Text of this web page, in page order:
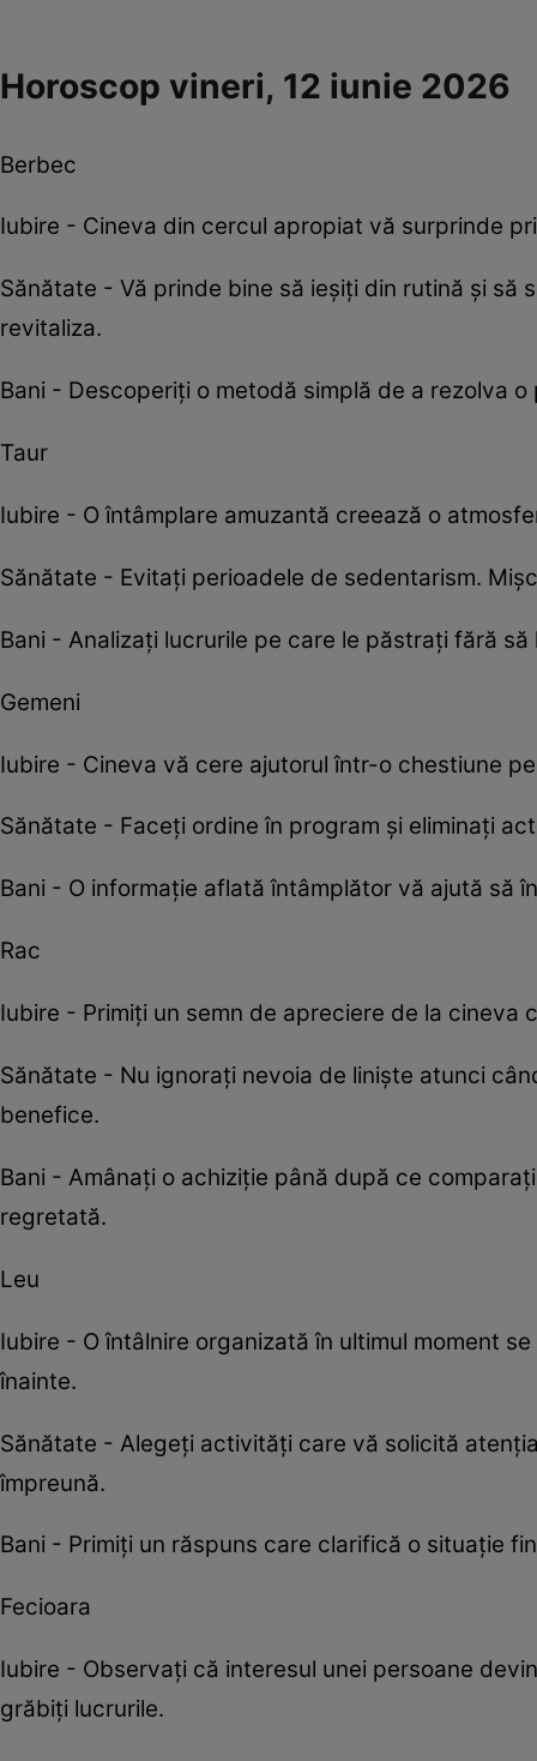
Horoscop vineri, 12 iunie 2026
Berbec
Iubire - Cineva din cercul apropiat vă surprinde
Sănătate - Vă prinde bine să ieșiți din rutină și
revitaliza.
Bani - Descoperiți o metodă simplă de a rezolva
Taur
Iubire - O întâmplare amuzantă creează o
Sănătate - Evitați perioadele de sedentarism.
Bani - Analizați lucrurile pe care le păstrați fără
Gemeni
Iubire - Cineva vă cere ajutorul într-o chestiune
Sănătate - Faceți ordine în program și eliminați
Bani - O informație aflată întâmplător vă ajută să
Rac
Iubire - Primiți un semn de apreciere de la
Sănătate - Nu ignorați nevoia de liniște atunci
benefice.
Bani - Amânați o achiziție până după ce
regretată.
Leu
Iubire - O întâlnire organizată în ultimul moment
înainte.
Sănătate - Alegeți activități care vă solicită
împreună.
Bani - Primiți un răspuns care clarifică o situație
Fecioara
Iubire - Observați că interesul unei persoane
grăbiți lucrurile.